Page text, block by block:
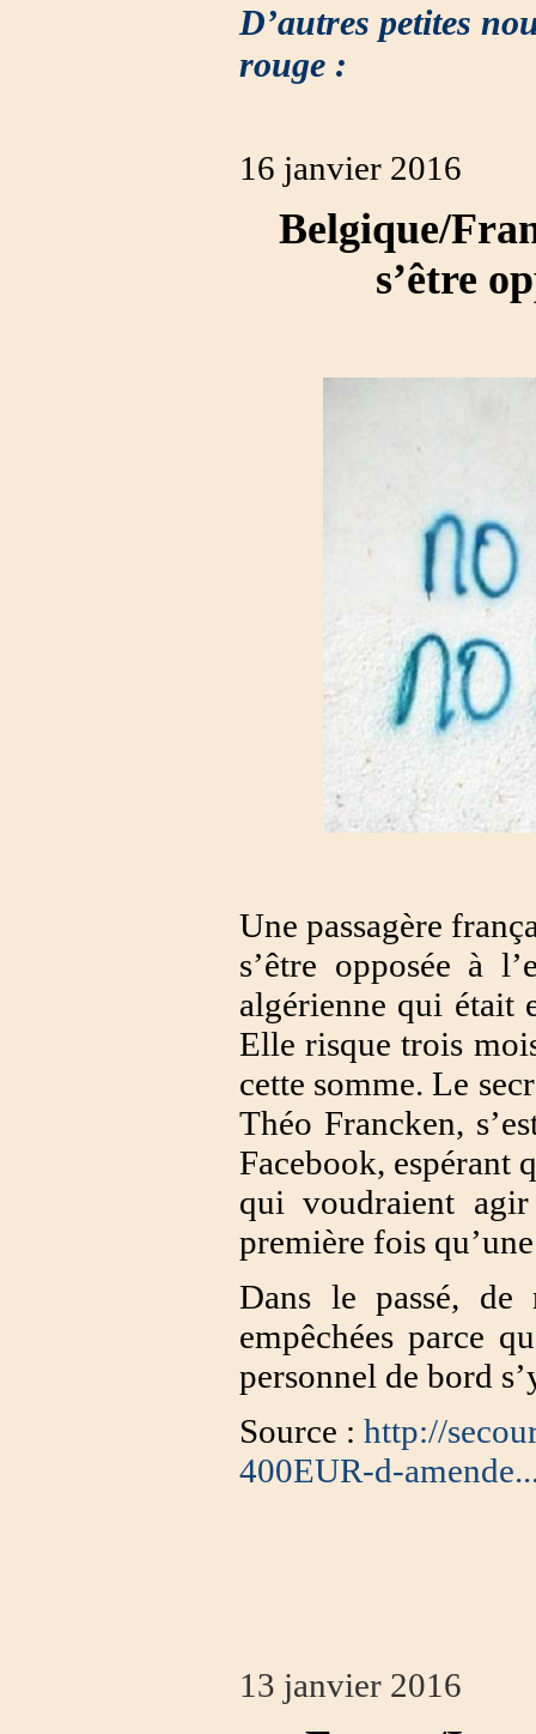
D’autres petites
rouge :
16 janvier 2016
Belgique/
s’être
Une passagère
s’être opposée à
algérienne qui était
Elle risque trois
cette somme. Le
Théo Francken,
Facebook, espérant
qui voudraient
première fois
Dans le passé, de
empêchées parce
personnel de bord
Source : http://
400EUR-d-
13 janvier 2016